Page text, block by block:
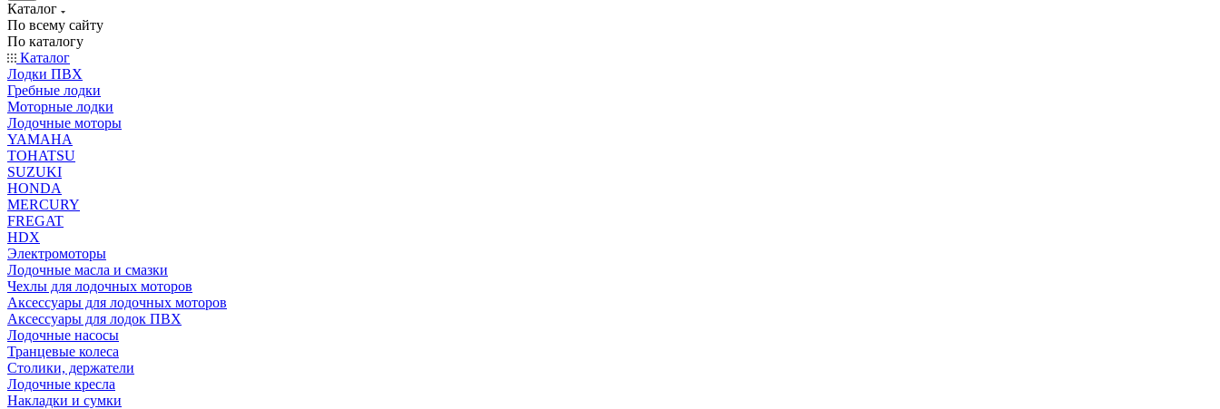
Каталог
По всему сайту
По каталогу
Каталог
Лодки ПВХ
Гребные лодки
Моторные лодки
Лодочные моторы
YAMAHA
TOHATSU
SUZUKI
HONDA
MERCURY
FREGAT
HDX
Электромоторы
Лодочные масла и смазки
Чехлы для лодочных моторов
Аксессуары для лодочных моторов
Аксессуары для лодок ПВХ
Лодочные насосы
Транцевые колеса
Столики, держатели
Лодочные кресла
Накладки и сумки